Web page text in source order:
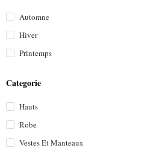
Automne
Hiver
Printemps
Categorie
Hauts
Robe
Vestes Et Manteaux